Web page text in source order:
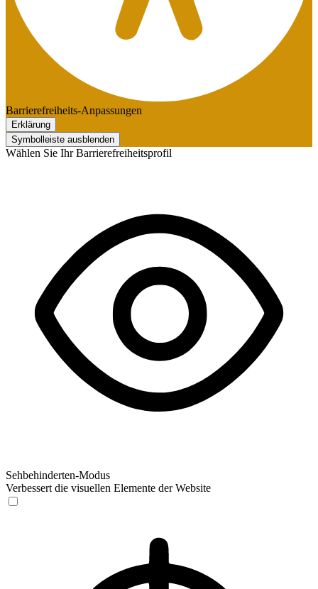
Barrierefreiheits-Anpassungen
Erklärung
Symbolleiste ausblenden
Wählen Sie Ihr Barrierefreiheitsprofil
Sehbehinderten-Modus
Verbessert die visuellen Elemente der Website